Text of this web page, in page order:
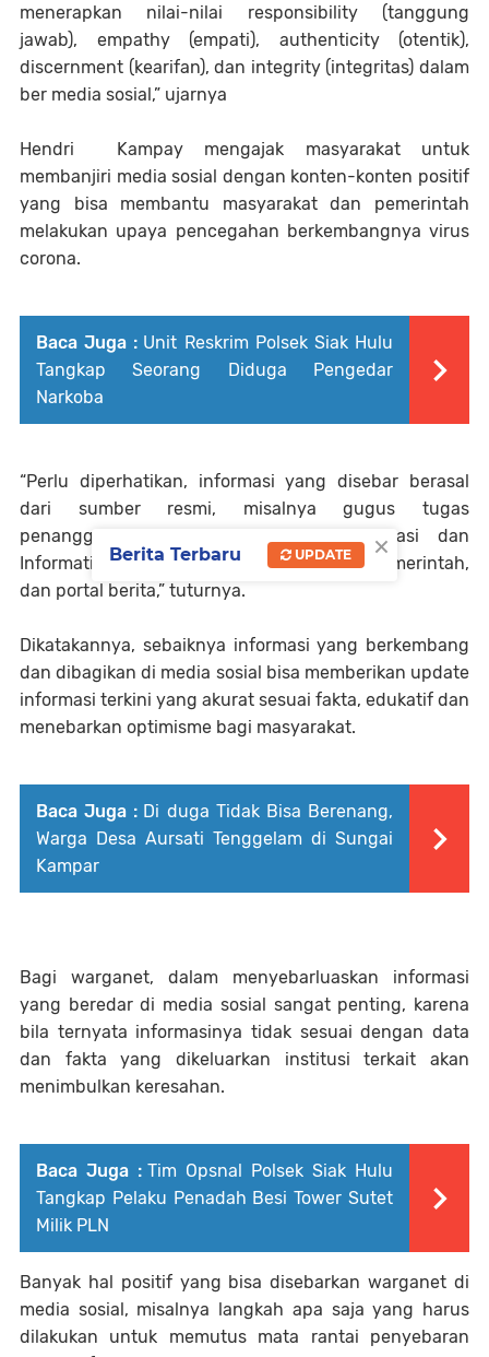
menerapkan nilai-nilai responsibility (tanggung
jawab), empathy (empati), authenticity (otentik),
discernment (kearifan), dan integrity (integritas) dalam
ber media sosial,” ujarnya
Hendri Kampay mengajak masyarakat untuk
membanjiri media sosial dengan konten-konten positif
yang bisa membantu masyarakat dan pemerintah
melakukan upaya pencegahan berkembangnya virus
corona.
Baca Juga : Unit Reskrim Polsek Siak Hulu
Tangkap Seorang Diduga Pengedar
Narkoba
“Perlu diperhatikan, informasi yang disebar berasal
dari sumber resmi, misalnya gugus tugas
penanggulangan wabah, Dinas Komunikasi dan
Informatika, instansi pemerintah, intitusi pemerintah,
dan portal berita,” tuturnya.
Dikatakannya, sebaiknya informasi yang berkembang
dan dibagikan di media sosial bisa memberikan update
informasi terkini yang akurat sesuai fakta, edukatif dan
menebarkan optimisme bagi masyarakat.
Baca Juga : Di duga Tidak Bisa Berenang,
Warga Desa Aursati Tenggelam di Sungai
Kampar
Bagi warganet, dalam menyebarluaskan informasi
yang beredar di media sosial sangat penting, karena
bila ternyata informasinya tidak sesuai dengan data
dan fakta yang dikeluarkan institusi terkait akan
menimbulkan keresahan.
Baca Juga : Tim Opsnal Polsek Siak Hulu
Tangkap Pelaku Penadah Besi Tower Sutet
Milik PLN
Banyak hal positif yang bisa disebarkan warganet di
media sosial, misalnya langkah apa saja yang harus
dilakukan untuk memutus mata rantai penyebaran
×
Berita Terbaru UPDATE